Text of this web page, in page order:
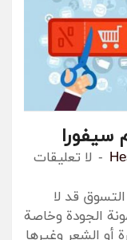
لا تعليقات
قد لا
الجودة وخاصة
أو الشعر وغيرها